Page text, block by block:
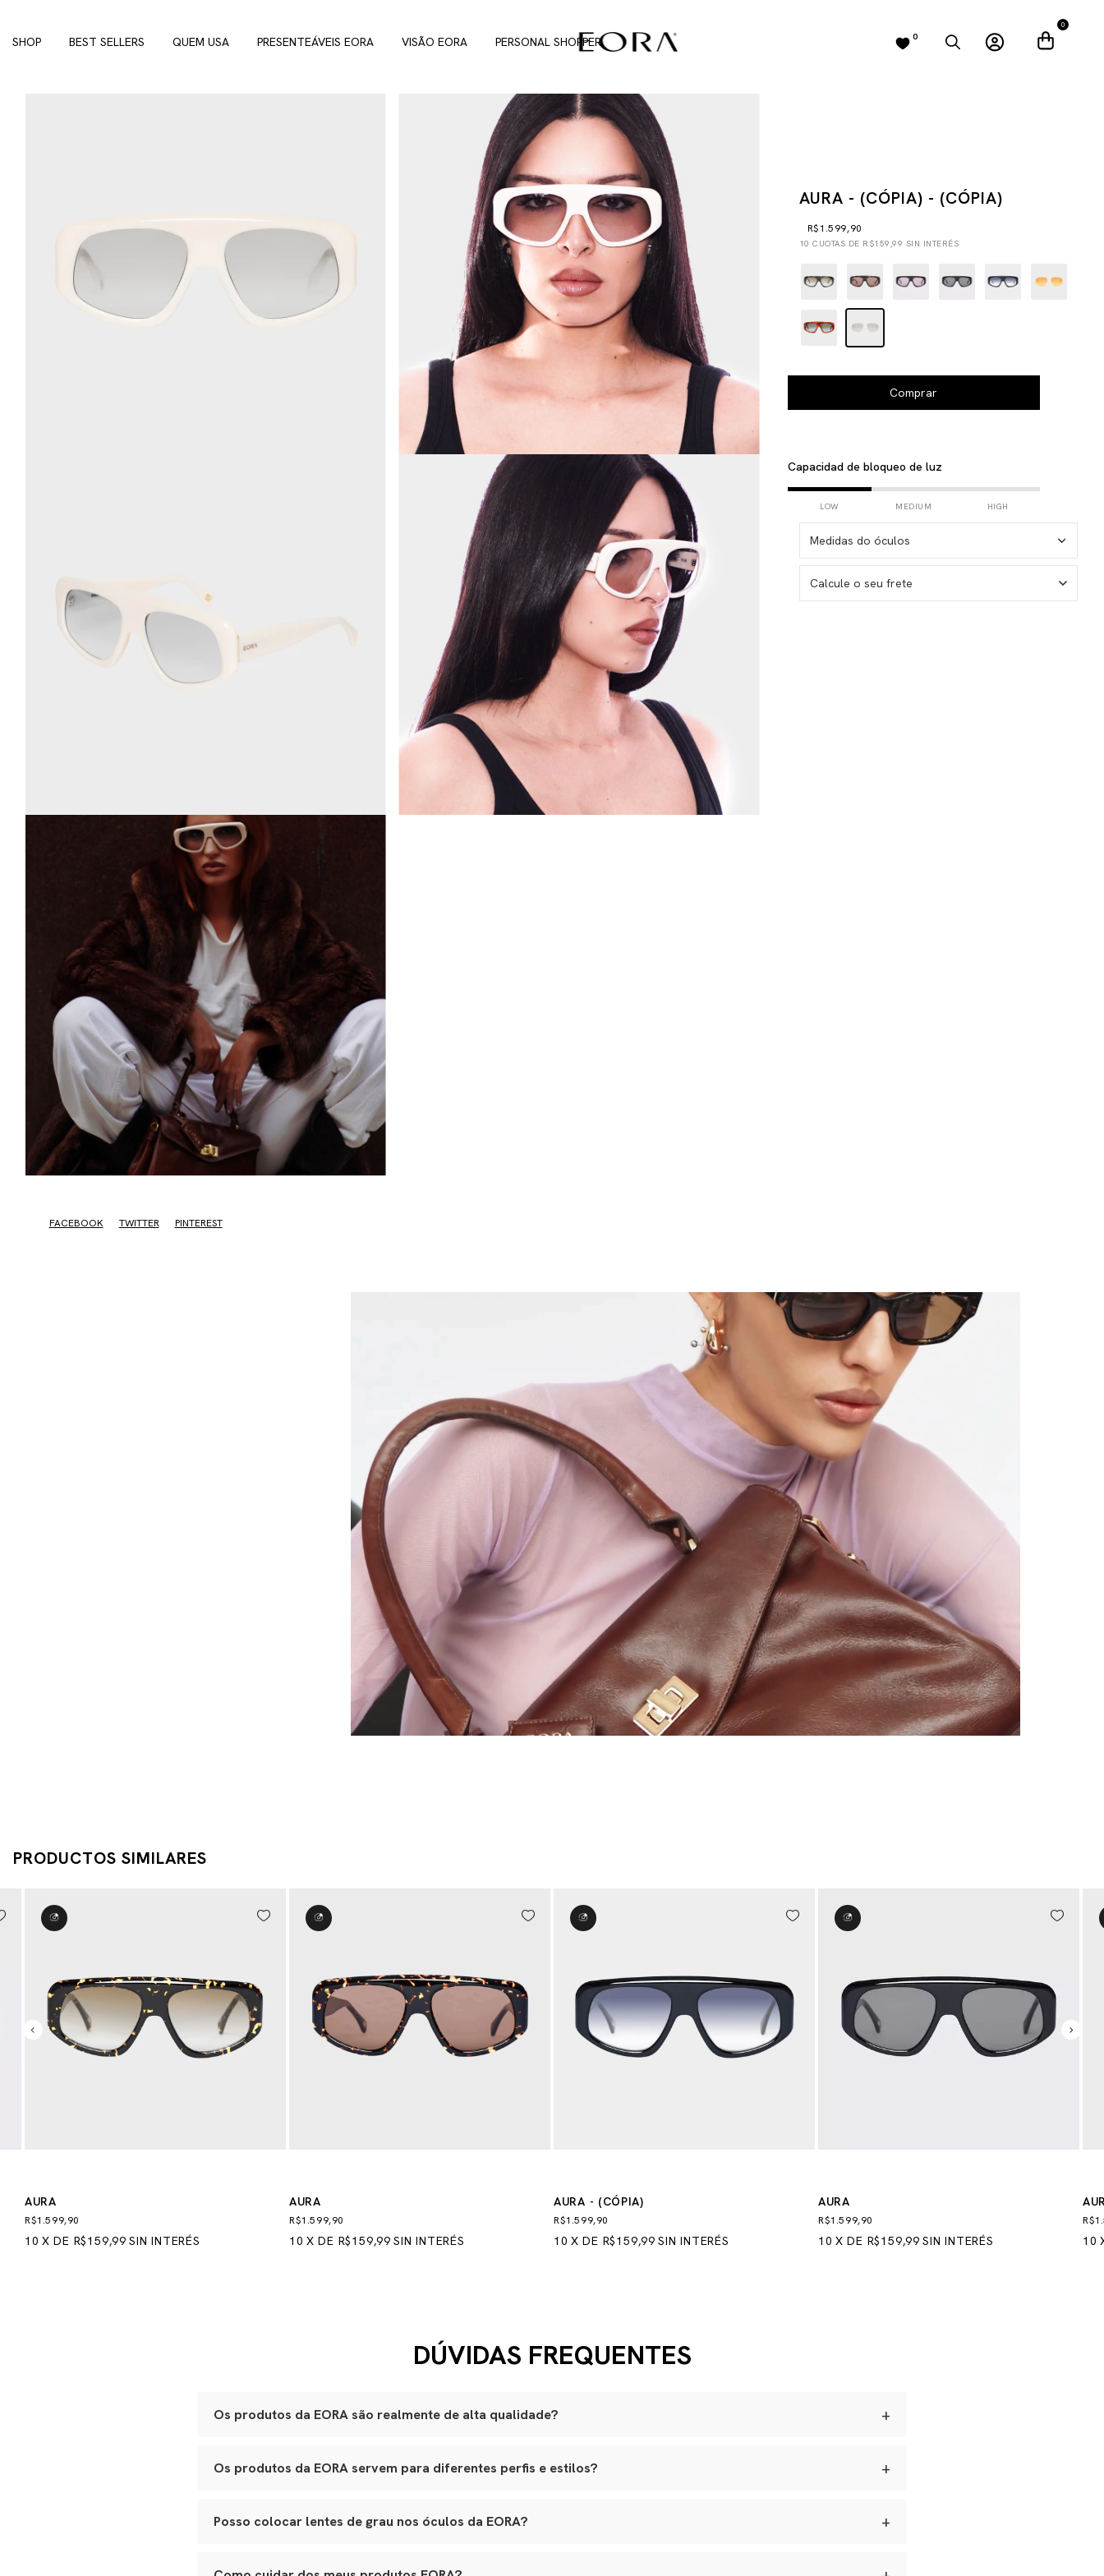
SHOP BEST SELLERS QUEM USA PRESENTEÁVEIS EORA VISÃO EORA PERSONAL SHOPPER 0
0
AURA - (CÓPIA) - (CÓPIA)
R$1.599,90
10 CUOTAS DE R$159,99 SIN INTERÉS
Capacidad de bloqueo de luz
LOW MEDIUM HIGH
Medidas do óculos
Calcule o seu frete
FACEBOOK TWITTER PINTEREST
PRODUCTOS SIMILARES
AURA
R$1.599,90
10 XDE R$159,99 SIN INTERÉS
AURA
R$1.599,90
10 XDE R$159,99 SIN INTERÉS
AURA - (CÓPIA)
R$1.599,90
10 XDE R$159,99 SIN INTERÉS
AURA
R$1.599,90
10 XDE R$159,99 SIN INTERÉS 10
DÚVIDAS FREQUENTES
Os produtos da EORA são realmente de alta qualidade? +
Óculos:acetato Mazzucchelli italiano, lentes ZEISS com proteção UVA e UVB, adornos banhados a ouro japonês e
Joias e metais:acabamento premium, banho antialérgico e design exclusivo.
Os produtos da EORA servem para diferentes perfis e estilos? +
de festa ao porta-joias de viagem. Tudo é pensado para integrar funcionalidade real, elegância e longa vida útil.
Posso colocar lentes de grau nos óculos da EORA? +
ao seu óptico de confiança para aplicação das lentes sem alterar o design original.